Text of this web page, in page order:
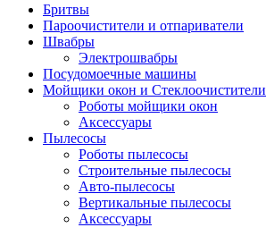
Бритвы
Пароочистители и отпариватели
Швабры
Электрошвабры
Посудомоечные машины
Мойщики окон и Стеклоочистители
Роботы мойщики окон
Аксессуары
Пылесосы
Роботы пылесосы
Строительные пылесосы
Авто-пылесосы
Вертикальные пылесосы
Аксессуары